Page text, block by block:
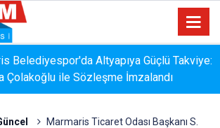
Belediyesispor, Profesyonel Gelişim Ligi
Tamamladı
Marmaris Ticaret Odası Başkanı S.